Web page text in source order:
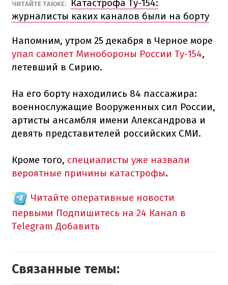
ЧИТАЙТЕ ТАКЖЕ:
Катастрофа Ту-154:
журналисты каких каналов были на борту
Напомним, утром 25 декабря в Черное море
упал самолет Минобороны России Ту-154,
летевший в Сирию.
На его борту находились 84 пассажира:
военнослужащие Вооруженных сил России,
артисты ансамбля имени Александрова и
девять представителей российских СМИ.
Кроме того, специалисты уже назвали
вероятные причины катастрофы.
Читайте оперативные новости
первыми Подпишитесь на 24 Канал в
Telegram Добавить
Связанные темы: